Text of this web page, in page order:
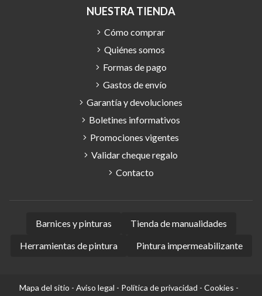
NUESTRA TIENDA
Cómo comprar
Quiénes somos
Formas de pago
Gastos de envío
Garantía y devoluciones
Boletines informativos
Promociones vigentes
Validar cheque regalo
Contacto
Barnices y pinturas
Tienda de manualidades
Herramientas de pintura
Pintura impermeabilizante
Mapa del sitio - Aviso legal - Política de privacidad - Cookies -